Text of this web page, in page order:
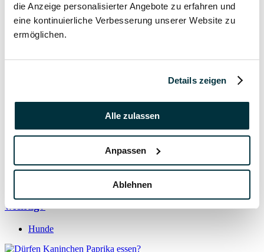
die Anzeige personalisierter Angebote zu erfahren und
eine kontinuierliche Verbesserung unserer Website zu
ermöglichen.
Details zeigen
Alle zulassen
Anpassen
Ablehnen
17 August 2022
Was dürfen Katzen nicht essen?
Katzen
Vitamin B für den Hund: Für was ist es wichtig?
Hunde
13 August 2022
wichtig?
Hunde